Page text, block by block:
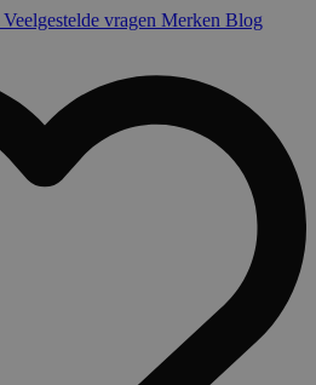
Veelgestelde vragen Merken Blog